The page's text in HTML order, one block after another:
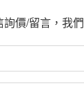
價/留言，我